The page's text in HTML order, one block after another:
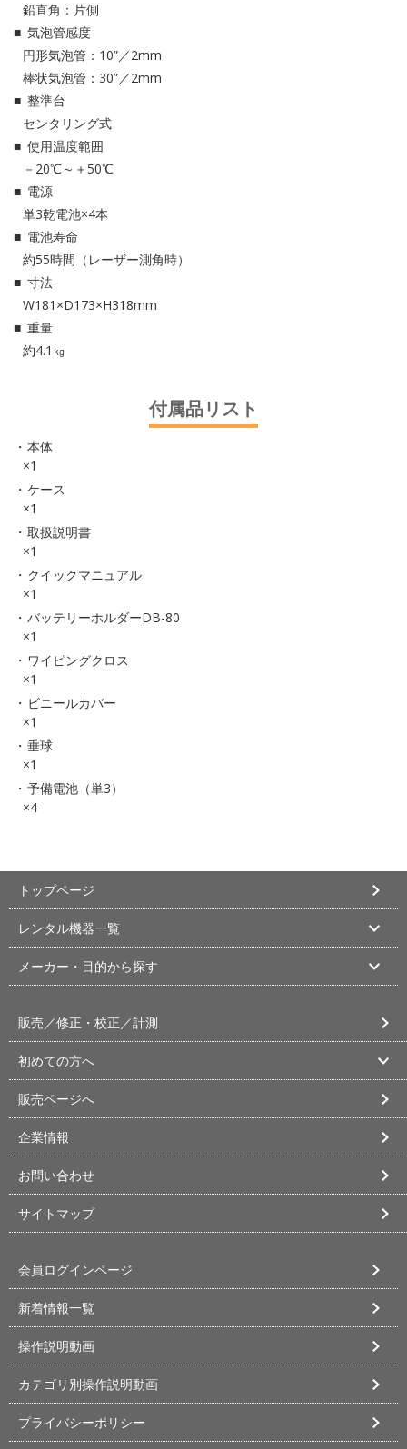
鉛直角：片側
気泡管感度
円形気泡管：10”／2mm
棒状気泡管：30”／2mm
整準台
センタリング式
使用温度範囲
－20℃～＋50℃
電源
単3乾電池×4本
電池寿命
約55時間（レーザー測角時）
寸法
W181×D173×H318mm
重量
約4.1㎏
付属品リスト
本体
×1
ケース
×1
取扱説明書
×1
クイックマニュアル
×1
バッテリーホルダーDB-80
×1
ワイピングクロス
×1
ビニールカバー
×1
垂球
×1
予備電池（単3）
×4
トップページ
レンタル機器一覧
メーカー・目的から探す
販売／修正・校正／計測
初めての方へ
販売ページへ
企業情報
お問い合わせ
サイトマップ
会員ログインページ
新着情報一覧
操作説明動画
カテゴリ別操作説明動画
プライバシーポリシー